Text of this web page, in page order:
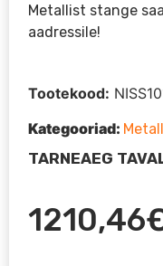
1210,46
Metallist stange
aadressile!
Tootekood:
Kategooriad:
TARNEAEG